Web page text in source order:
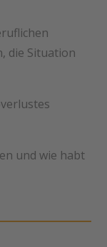
die Situation
und wie habt